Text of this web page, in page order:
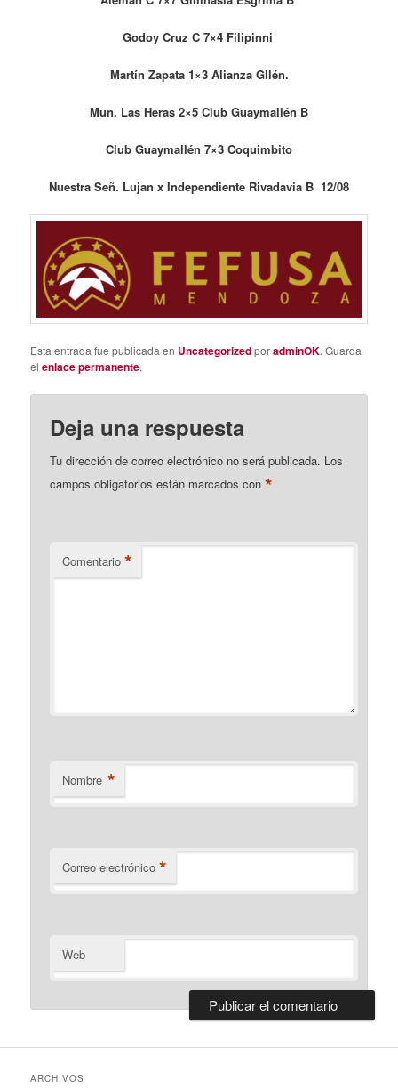
Godoy Cruz C 7×4 Filipinni
Martín Zapata 1×3 Alianza Gllén.
Mun. Las Heras 2×5 Club Guaymallén B
Club Guaymallén 7×3 Coquimbito
Nuestra Señ. Lujan x Independiente Rivadavia B 12/08
Esta entrada fue publicada en UncategorizedporadminOK. Guarda
elenlace permanente.
Deja una respuesta
Tu dirección de correo electrónico no será publicada. Los
campos obligatorios están marcados con*
Comentario *
Nombre *
Correo electrónico *
Web
ARCHIVOS